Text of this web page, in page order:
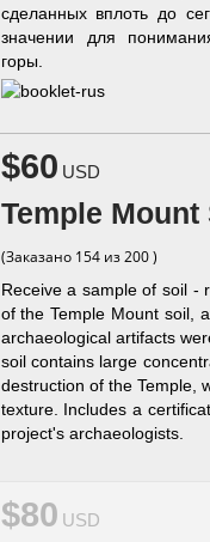
сделанных вплоть до
значении для
горы.
$60 USD
Temple Mount
(Заказано 154 из 200 )
Receive a sample of soil -
of the Temple Mount soil,
archaeological artifacts
soil contains large
destruction of the Temple,
texture. Includes a
project's archaeologists.
$80 USD